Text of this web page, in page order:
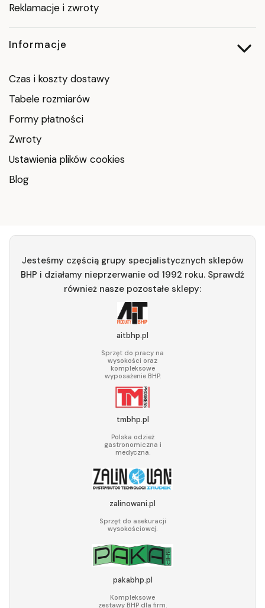
Reklamacje i zwroty
Informacje
Czas i koszty dostawy
Tabele rozmiarów
Formy płatności
Zwroty
Ustawienia plików cookies
Blog
Jesteśmy częścią grupy specjalistycznych sklepów
BHP i działamy nieprzerwanie od 1992 roku. Sprawdź
również nasze pozostałe sklepy:
aitbhp.pl
Sprzęt do pracy na
wysokości oraz
kompleksowe
wyposażenie BHP.
tmbhp.pl
Polska odzież
gastronomiczna i
medyczna.
zalinowani.pl
Sprzęt do asekuracji
wysokościowej.
pakabhp.pl
Kompleksowe
zestawy BHP dla firm.